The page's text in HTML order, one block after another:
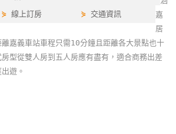
⋟線上訂房 ⋟ 交通資訊
嘉
居
嘉義車站車程只需10分鐘且距離各大景點也十
型從雙人房到五人房應有盡有，適合商務出差
遊。